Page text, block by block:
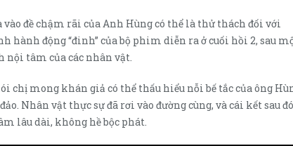
đề chậm rãi của Anh Hùng có thể là thử thách đối với
hành động “đinh” của bộ phim diễn ra ở cuối hồi 2, sau
tâm của các nhân vật.
chị mong khán giả có thể thấu hiểu nỗi bế tắc của ông
Nhân vật thực sự đã rơi vào đường cùng, và cái kết sau đó
lâu dài, không hề bộc phát.